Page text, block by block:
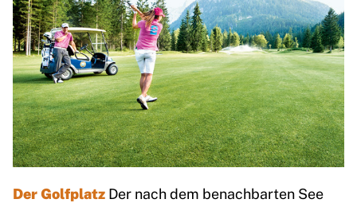
Der Golfplatz Der nach dem benachbarten See